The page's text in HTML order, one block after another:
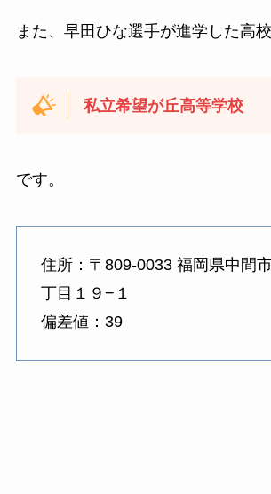
また、早田ひな選手が進学した高校
私立希望が丘高等学校
です。
住所：〒809-0033 福岡県中間
丁目１９−１
偏差値：39